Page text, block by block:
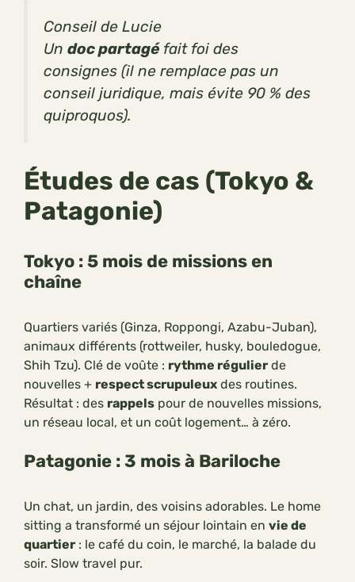
Conseil de Lucie
Un doc partagéfait foi des
consignes (il ne remplace pas un
conseil juridique, mais évite 90 % des
quiproquos).
Études de cas (Tokyo &
Patagonie)
Tokyo : 5 mois de missions en
chaîne
Quartiers variés (Ginza, Roppongi, Azabu-Juban),
animaux différents (rottweiler, husky, bouledogue,
Shih Tzu). Clé de voûte : rythme régulier de
nouvelles + respect scrupuleux des routines.
Résultat : des rappels pour de nouvelles missions,
un réseau local, et un coût logement… à zéro.
Patagonie : 3 mois à Bariloche
Un chat, un jardin, des voisins adorables. Le home
sitting a transformé un séjour lointain en vie de
quartier : le café du coin, le marché, la balade du
soir. Slow travel pur.